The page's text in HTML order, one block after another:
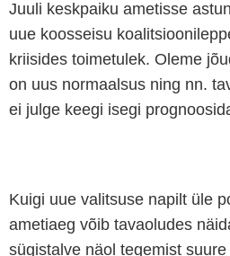
Juuli keskpaiku ametisse
uue koosseisu
kriisides toimetulek. Oleme
on uus normaalsus ning nn.
ei julge keegi isegi
Kuigi uue valitsuse napilt üle
ametiaeg võib tavaoludes
sügistalve näol tegemist